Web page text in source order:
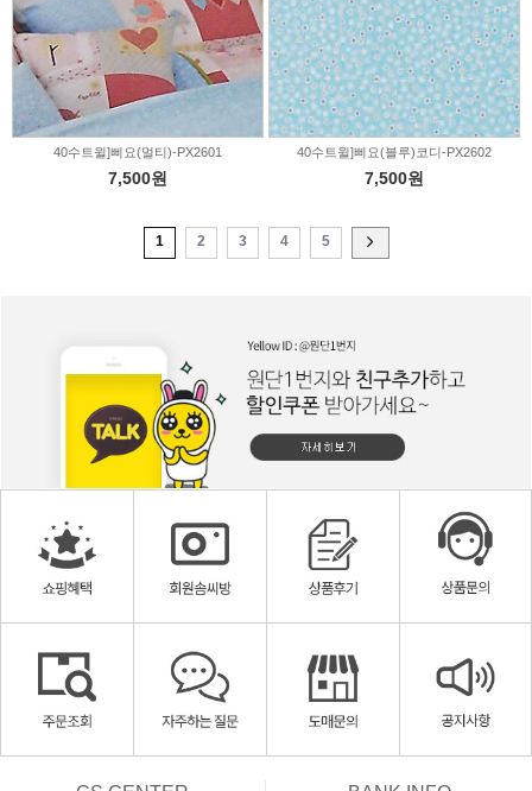
40수트윌]삐요(멀티)-PX2601
7,500원
40수트윌]삐요(블루)코디-PX2602
7,500원
1 2 3 4 5